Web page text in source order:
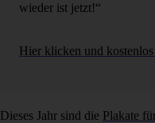
wieder ist jetzt!“
Hier klicken und
Dieses Jahr sind die Plakate